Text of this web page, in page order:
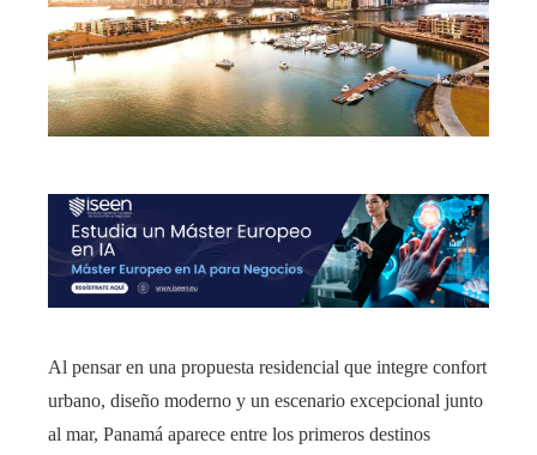
Al pensar en una propuesta residencial que integre confort
urbano, diseño moderno y un escenario excepcional junto
al mar, Panamá aparece entre los primeros destinos